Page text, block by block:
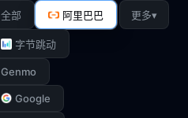
全部 阿里巴巴
字节跳动
Genmo
Google
更多▾